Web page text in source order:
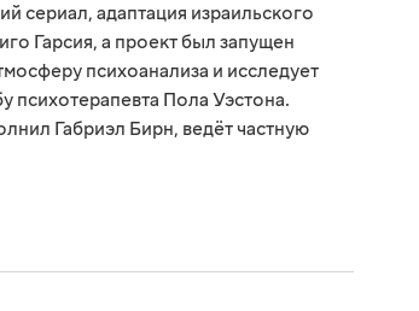
сериал, адаптация израильского
Гарсия, а проект был запущен
психоанализа и исследует
психотерапевта Пола Уэстона.
Габриэл Бирн, ведёт частную